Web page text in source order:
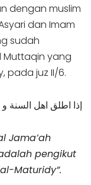
dengan muslim
dan Imam
sudah
Muttaqin yang
pada juz II/6.
إذا اطلق اهل السنة و
Jama’ah
pengikut
Maturidy”.